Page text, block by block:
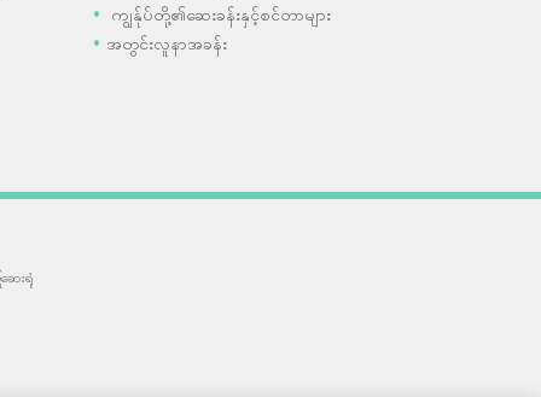
ကျွန်ုပ်တို့၏ဆေးခန်းနှင့်စင်တာများ
အတွင်းလူနာအခန်း
ေးရုံ